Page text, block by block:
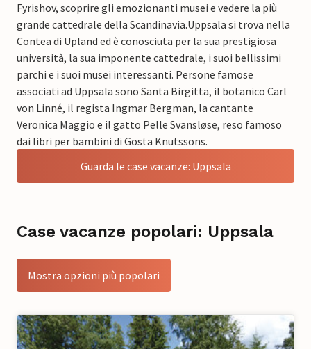
Fyrishov, scoprire gli emozionanti musei e vedere la più
grande cattedrale della Scandinavia.Uppsala si trova nella
Contea di Upland ed è conosciuta per la sua prestigiosa
università, la sua imponente cattedrale, i suoi bellissimi
parchi e i suoi musei interessanti. Persone famose
associati ad Uppsala sono Santa Birgitta, il botanico Carl
von Linné, il regista Ingmar Bergman, la cantante
Veronica Maggio e il gatto Pelle Svansløse, reso famoso
dai libri per bambini di Gösta Knutssons.
Guarda le case vacanze: Uppsala
Case vacanze popolari: Uppsala
Mostra opzioni più popolari